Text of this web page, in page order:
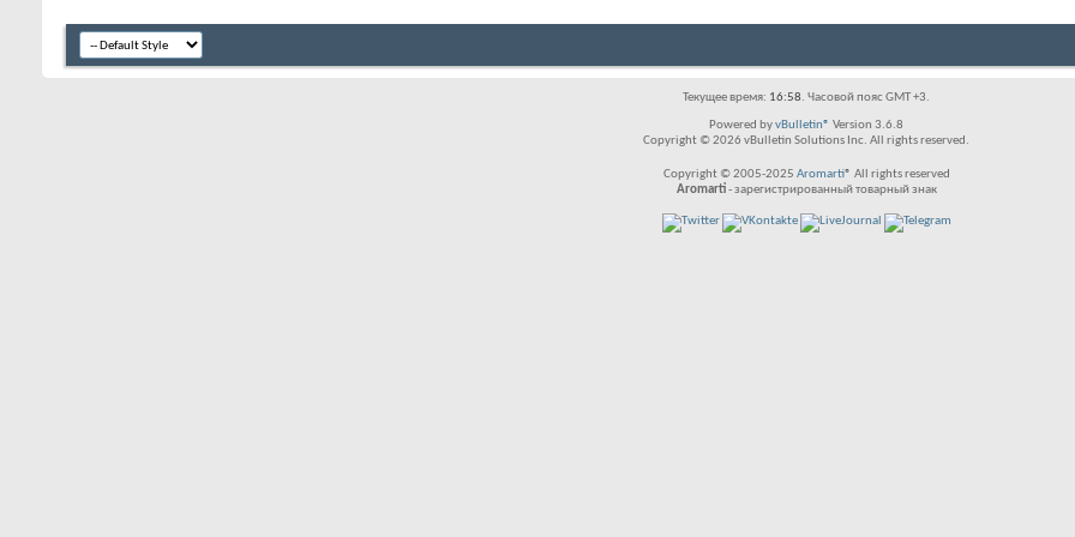
Текущее время: 16:58. Часовой пояс GMT +3.
Powered byvBulletin® Version 3.6.8
Copyright © 2026 vBulletin Solutions Inc. All rights reserved.
Copyright © 2005-2025 Aromarti® All rights reserved
Aromarti- зарегистрированный товарный знак